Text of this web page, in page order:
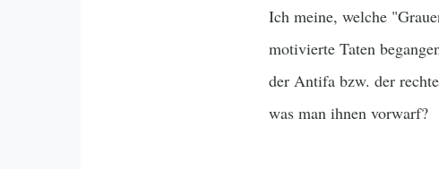
Ich meine, welche
motivierte Taten
der Antifa bzw. der
was man ihnen vorwarf?